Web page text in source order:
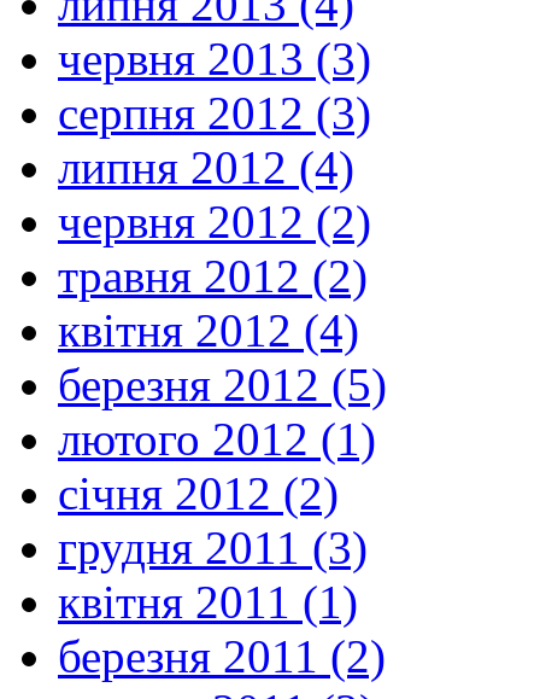
червня 2013 (3)
серпня 2012 (3)
липня 2012 (4)
червня 2012 (2)
травня 2012 (2)
квітня 2012 (4)
березня 2012 (5)
лютого 2012 (1)
січня 2012 (2)
грудня 2011 (3)
квітня 2011 (1)
березня 2011 (2)